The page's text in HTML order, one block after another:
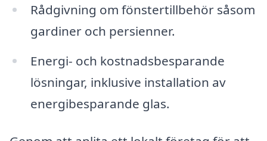
Rådgivning om fönstertillbehör såsom
gardiner och persienner.
Energi- och kostnadsbesparande
lösningar, inklusive installation av
energibesparande glas.